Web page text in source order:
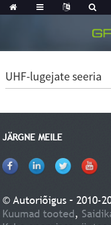
UHF-lugejate seeria
JÄRGNE MEILE
© Autoriõigus – 2010-
Kuumad tooted,